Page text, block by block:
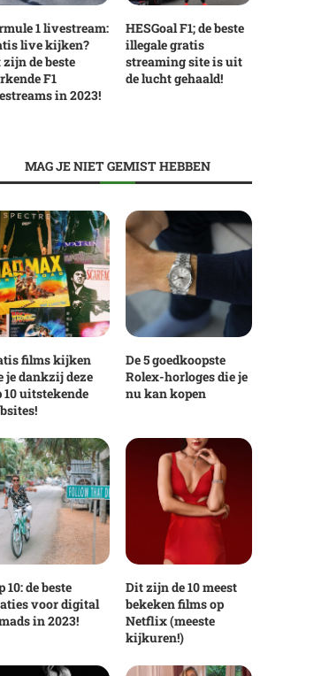
1 livestream:
live kijken?
de beste
F1
in 2023!
HESGoal F1; de beste
illegale gratis
streaming site is uit
de lucht gehaald!
MAG JE NIET GEMIST HEBBEN
films kijken
je dankzij deze
10 uitstekende
De 5 goedkoopste
Rolex-horloges die je
nu kan kopen
10: de beste
voor digital
in 2023!
Dit zijn de 10 meest
bekeken films op
Netflix (meeste
kijkuren!)